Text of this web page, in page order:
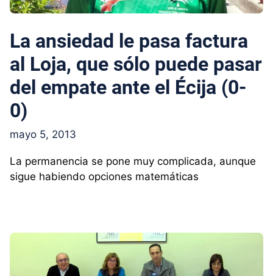
La ansiedad le pasa factura
al Loja, que sólo puede pasar
del empate ante el Écija (0-
0)
mayo 5, 2013
La permanencia se pone muy complicada, aunque
sigue habiendo opciones matemáticas